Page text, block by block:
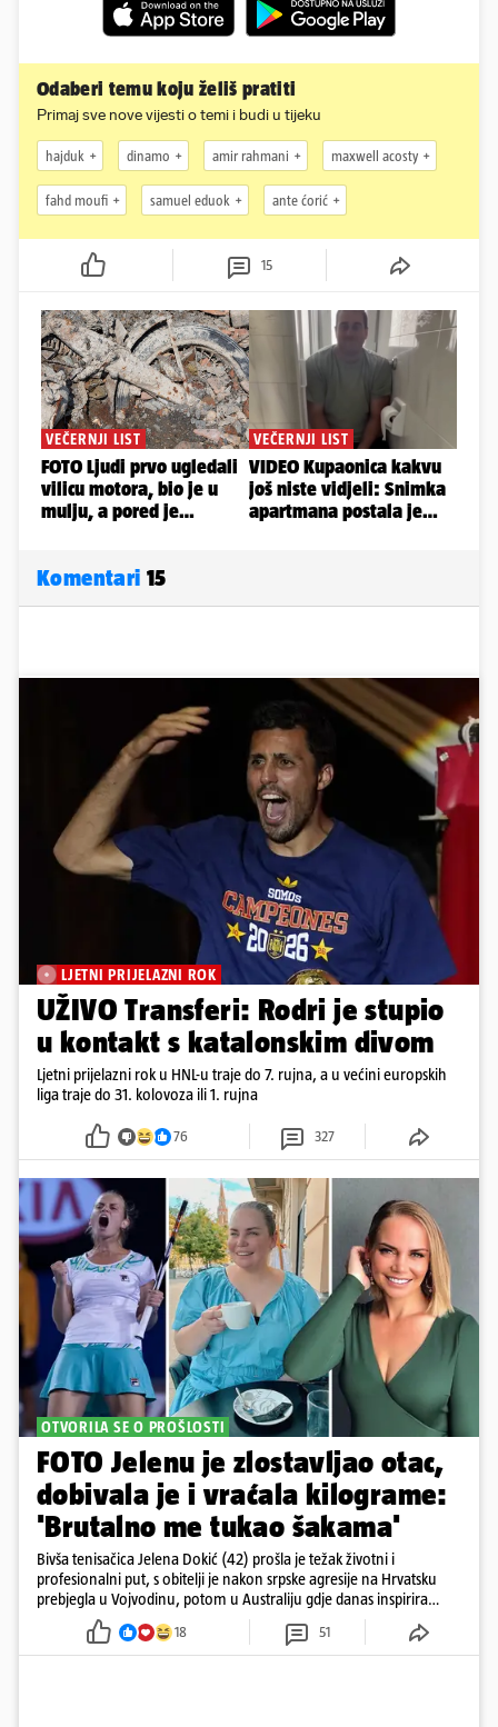
Odaberi temu koju želiš pratiti
Primaj sve nove vijesti o temi i budi u tijeku
hajduk dinamo amir rahmani maxwell acosty
fahd moufi samuel eduok ante ćorić
15
Komentari 15
LJETNI PRIJELAZNI ROK
UŽIVO Transferi: Rodri je stupio
u kontakt s katalonskim divom
Ljetni prijelazni rok u HNL-u traje do 7. rujna, a u većini europskih
liga traje do 31. kolovoza ili 1. rujna
76 327
OTVORILA SE O PROŠLOSTI
FOTO Jelenu je zlostavljao otac,
dobivala je i vraćala kilograme:
'Brutalno me tukao šakama'
Bivša tenisačica Jelena Dokić (42) prošla je težak životni i
profesionalni put, s obitelji je nakon srpske agresije na Hrvatsku
prebjegla u Vojvodinu, potom u Australiju gdje danas inspirira
18 51